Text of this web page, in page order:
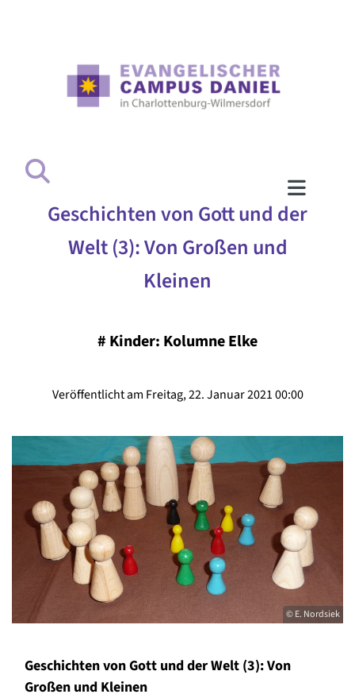
Geschichten von Gott und der
Welt (3): Von Großen und
Kleinen
# Kinder: Kolumne Elke
Veröffentlicht am Freitag, 22. Januar 2021 00:00
© E. Nordsiek
Geschichten von Gott und der Welt (3): Von
Großen und Kleinen